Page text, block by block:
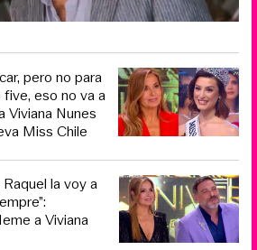
pero no para
eso no va a
Viviana Nunes
Miss Chile
Raquel la voy a
a Viviana